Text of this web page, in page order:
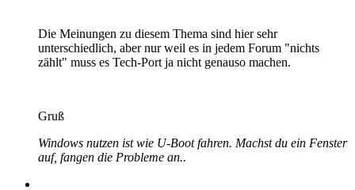
Die Meinungen zu diesem Thema sind hier sehr
unterschiedlich, aber nur weil es in jedem Forum "nichts
zählt" muss es Tech-Port ja nicht genauso machen.
Gruß
Windows nutzen ist wie U-Boot fahren. Machst du ein Fenster
auf, fangen die Probleme an..